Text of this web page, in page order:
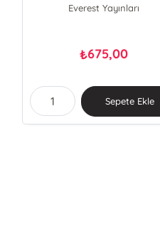
Everest Yayınları
₺675,00
Sepete Ekle